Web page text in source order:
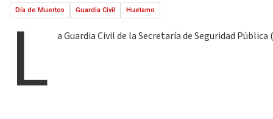
Día de Muertos Guardia Civil Huetamo
L a Guardia Civil de la Secretaría de Seguridad